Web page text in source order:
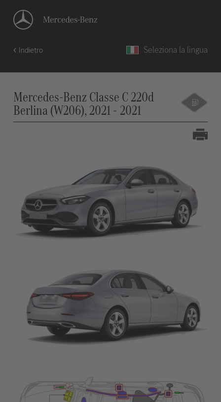
Indietro Seleziona la lingua
Mercedes-Benz Classe C 220d
Berlina (W206), 2021 - 2021